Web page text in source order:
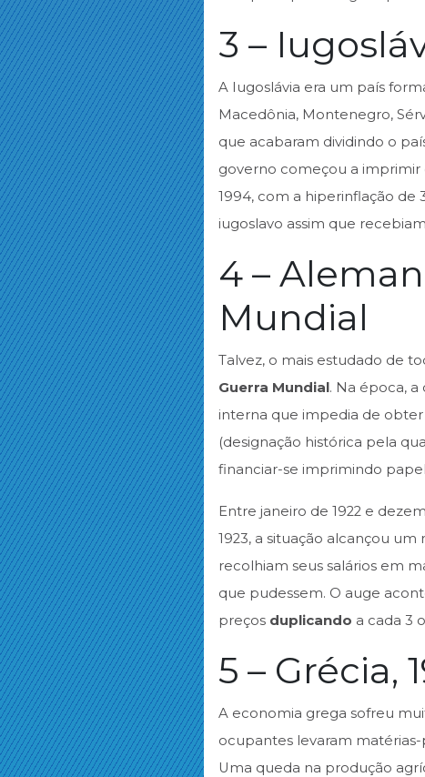
3 –
A Iugoslávia era um país
Macedônia, Montenegro,
que acabaram dividindo o
governo começou a imprimir
1994, com a hiperinflação de
iugoslavo assim que
4 –
Mundial
Talvez, o mais estudado de
Guerra Mundial. Na época,
interna que impedia de obter
(designação histórica pela
financiar-se imprimindo
Entre janeiro de 1922 e
1923, a situação alcançou
recolhiam seus salários em
que pudessem. O auge
preços duplicando a cada 3
5 – Grécia,
A economia grega sofreu
ocupantes levaram
Uma queda na produção